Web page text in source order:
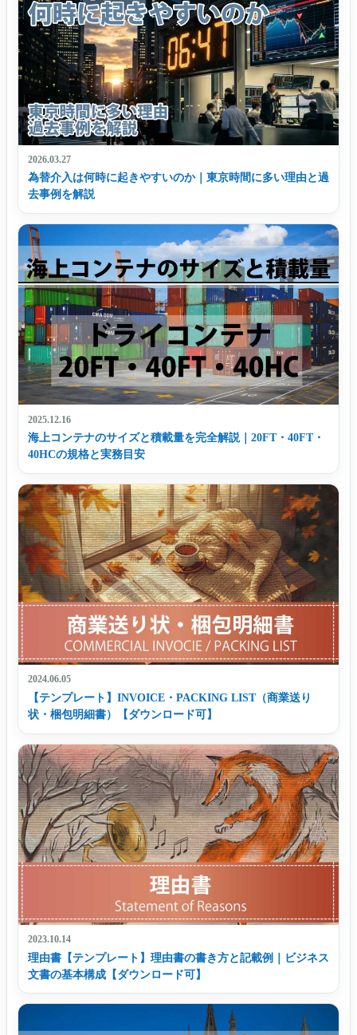
2026.03.27
為替介入は何時に起きやすいのか｜東京時間に多い理由と過
去事例を解説
2025.12.16
海上コンテナのサイズと積載量を完全解説｜20FT・40FT・
40HCの規格と実務目安
2024.06.05
【テンプレート】INVOICE・PACKING LIST（商業送り
状・梱包明細書）【ダウンロード可】
2023.10.14
理由書【テンプレート】理由書の書き方と記載例｜ビジネス
文書の基本構成【ダウンロード可】